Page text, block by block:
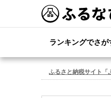
ランキングでさが
ふるさと納税サイト「